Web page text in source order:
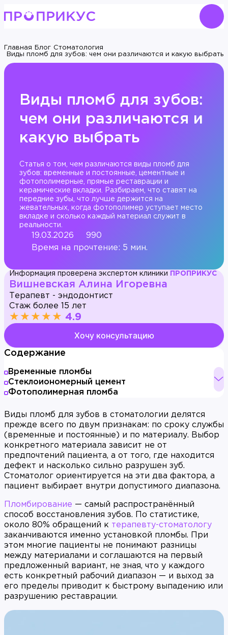
Главная Блог Стоматология
Виды пломб для зубов: чем они различаются и какую выбрать
Виды пломб для зубов:
чем они различаются и
какую выбрать
Статья о том, чем различаются виды пломб для
зубов: временные и постоянные, цементные и
фотополимерные, прямые реставрации и
керамические вкладки. Разбираем, что ставят на
передние зубы, что лучше держится на
жевательных, когда фотополимер уступает место
вкладке и сколько каждый материал служит в
реальности.
19.03.2026
990
Время на прочтение: 5 мин.
Информация проверена экспертом клиники ПРОПРИКУС
Вишневская Алина Игоревна
Терапевт - эндодонтист
Стаж более 15 лет
★★★★★ 4.9
Хочу консультацию
Содержание
Временные пломбы
Стеклоиономерный цемент
Фотополимерная пломба
Виды пломб для зубов в стоматологии делятся
прежде всего по двум признакам: по сроку службы
(временные и постоянные) и по материалу. Выбор
конкретного материала зависит не от
предпочтений пациента, а от того, где находится
дефект и насколько сильно разрушен зуб.
Стоматолог ориентируется на эти два фактора, а
пациент выбирает внутри допустимого диапазона.
Пломбирование — самый распространённый
способ восстановления зубов. По статистике,
около 80% обращений к терапевту-стоматологу
заканчиваются именно установкой пломбы. При
этом многие пациенты не понимают разницы
между материалами и соглашаются на первый
предложенный вариант, не зная, что у каждого
есть конкретный рабочий диапазон — и выход за
его пределы приводит к быстрому выпадению или
разрушению реставрации.